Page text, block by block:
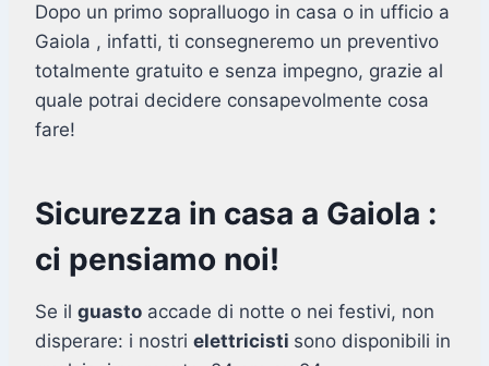
Dopo un primo sopralluogo in casa o in ufficio a
Gaiola , infatti, ti consegneremo un preventivo
totalmente gratuito e senza impegno, grazie al
quale potrai decidere consapevolmente cosa
fare!
Sicurezza in casa a Gaiola :
ci pensiamo noi!
Se il guasto accade di notte o nei festivi, non
disperare: i nostri elettricisti sono disponibili in